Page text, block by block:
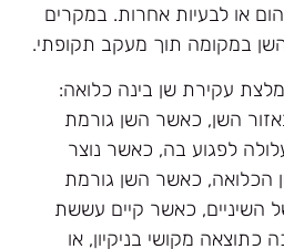
או לבעיות אחרות. במקרים
במקומה תוך מעקב תקופתי.
עקירת שן בינה כלואה:
השן, כאשר השן גורמת
לפגוע בה, כאשר נוצר
הכלואה, כאשר השן גורמת
השיניים, כאשר קיים עששת
כתוצאה מקושי בניקיון, או